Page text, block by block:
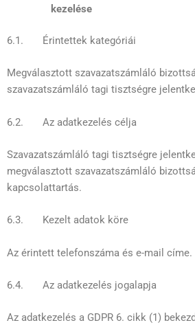
kezelése
6.1. Érintettek kategóriái
Megválasztott szavazatszámláló
szavazatszámláló tagi tisztségre
6.2. Az adatkezelés célja
Szavazatszámláló tagi tisztségre
megválasztott szavazatszámláló
kapcsolattartás.
6.3. Kezelt adatok köre
Az érintett telefonszáma és e-mail címe.
6.4. Az adatkezelés jogalapja
Az adatkezelés a GDPR 6. cikk (1)